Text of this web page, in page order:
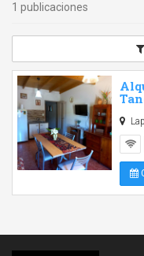
1 publicaciones